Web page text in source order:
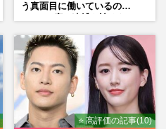
う真面目に働いているの
⭐ 高評価の記事(10)